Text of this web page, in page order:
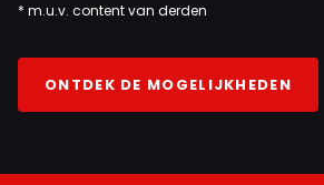
* m.u.v. content van derden
ONTDEK DE MOGELIJKHEDEN